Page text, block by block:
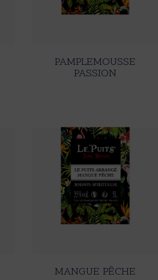
PAMPLEMOUSSE
PASSION
MANGUE PÊCHE